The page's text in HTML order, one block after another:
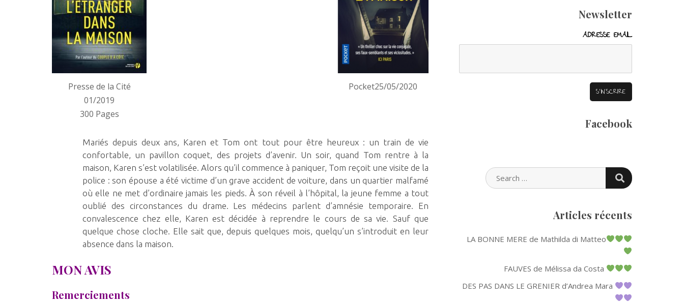
Presse de la Cité
01/2019
300 Pages
Pocket25/05/2020
Mariés depuis deux ans, Karen et Tom ont tout pour être heureux : un train de vie
confortable, un pavillon coquet, des projets d’avenir. Un soir, quand Tom rentre à la
maison, Karen s’est volatilisée. Alors qu’il commence à paniquer, Tom reçoit une visite de la
police : son épouse a été victime d’un grave accident de voiture, dans un quartier malfamé
où elle ne met d’ordinaire jamais les pieds. À son réveil à l’hôpital, la jeune femme a tout
oublié des circonstances du drame. Les médecins parlent d’amnésie temporaire. En
convalescence chez elle, Karen est décidée à reprendre le cours de sa vie. Sauf que
quelque chose cloche. Elle sait que, depuis quelques mois, quelqu’un s’introduit en leur
absence dans la maison.
MON AVIS
Remerciements
Newsletter
ADRESSE EMAIL
Facebook
SEARCH
FOR:
SEARCH
Articles récents
LA BONNE MERE de Mathilda di Matteo
FAUVES de Mélissa da Costa
DES PAS DANS LE GRENIER d’Andrea Mara